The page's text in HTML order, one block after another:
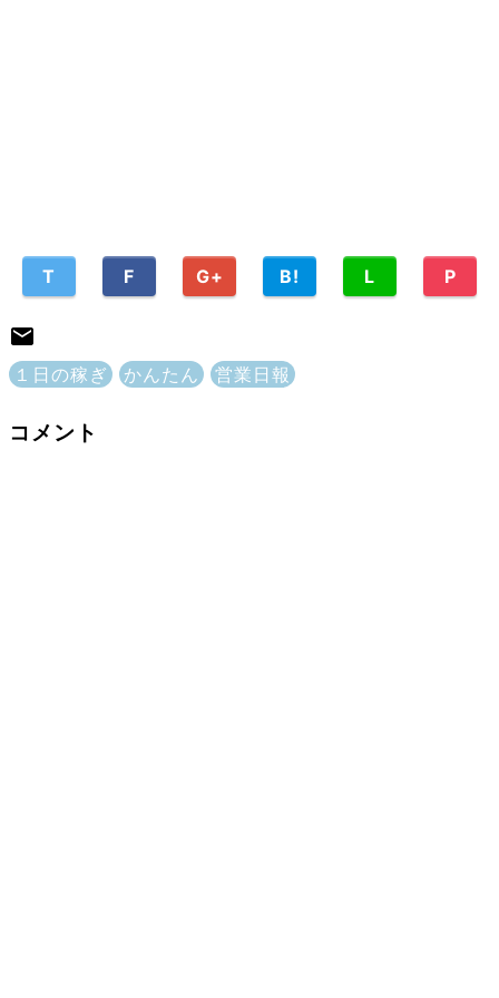
T F G+ B! L P
１日の稼ぎ かんたん 営業日報
コメント